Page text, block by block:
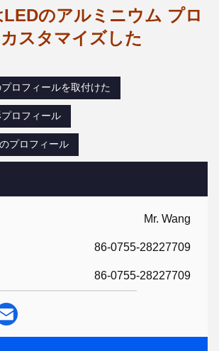
Mr. Wang
86-0755-28227709
86-0755-28227709
のアルミニウム プロ
スタマイズした
ロフィールを取付けた
ロフィール
プロフィール